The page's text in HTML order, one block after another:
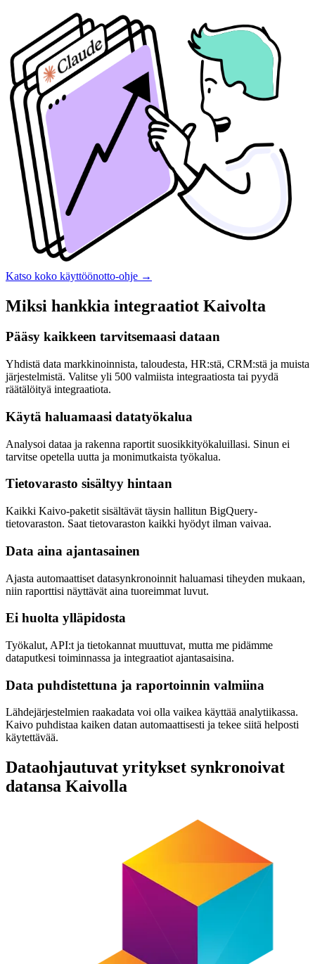
Katso koko käyttöönotto-ohje →
Miksi hankkia integraatiot Kaivolta
Pääsy kaikkeen tarvitsemaasi dataan
Yhdistä data markkinoinnista, taloudesta, HR:stä, CRM:stä ja muista
järjestelmistä. Valitse yli 500 valmiista integraatiosta tai pyydä
räätälöityä integraatiota.
Käytä haluamaasi datatyökalua
Analysoi dataa ja rakenna raportit suosikkityökaluillasi. Sinun ei
tarvitse opetella uutta ja monimutkaista työkalua.
Tietovarasto sisältyy hintaan
Kaikki Kaivo-paketit sisältävät täysin hallitun BigQuery-
tietovaraston. Saat tietovaraston kaikki hyödyt ilman vaivaa.
Data aina ajantasainen
Ajasta automaattiset datasynkronoinnit haluamasi tiheyden mukaan,
niin raporttisi näyttävät aina tuoreimmat luvut.
Ei huolta ylläpidosta
Työkalut, API:t ja tietokannat muuttuvat, mutta me pidämme
dataputkesi toiminnassa ja integraatiot ajantasaisina.
Data puhdistettuna ja raportoinnin valmiina
Lähdejärjestelmien raakadata voi olla vaikea käyttää analytiikassa.
Kaivo puhdistaa kaiken datan automaattisesti ja tekee siitä helposti
käytettävää.
Dataohjautuvat yritykset synkronoivat
datansa Kaivolla